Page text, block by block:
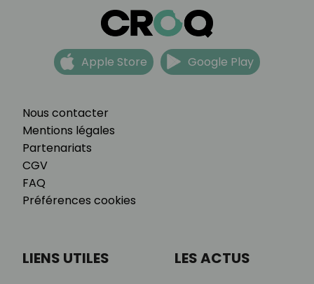
Nous contacter
Mentions légales
Partenariats
CGV
FAQ
Préférences cookies
Apple Store Google Play
LIENS UTILES LES ACTUS